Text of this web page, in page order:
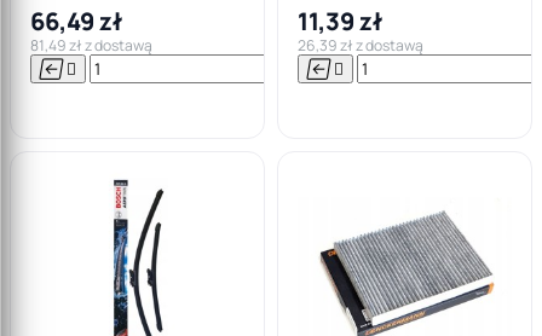
66,49 zł
81,49 zł z dostawą
  

11,39 zł
26,39 zł z dostawą
 